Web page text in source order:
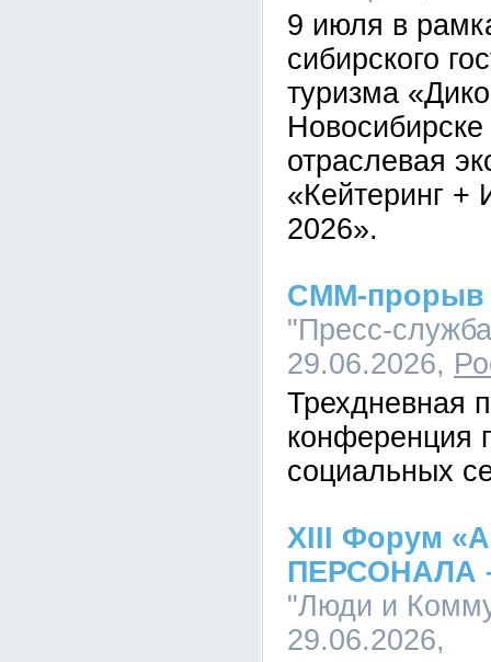
9 июля в
сибирского
туризма
отраслевая
«Кейтеринг
2026».
СММ-прорыв
"Пресс-
29.06.2026,
Трехдневная
конференция
социальных
XIII Форум
ПЕРСОНАЛА
"Люди и
29.06.2026,